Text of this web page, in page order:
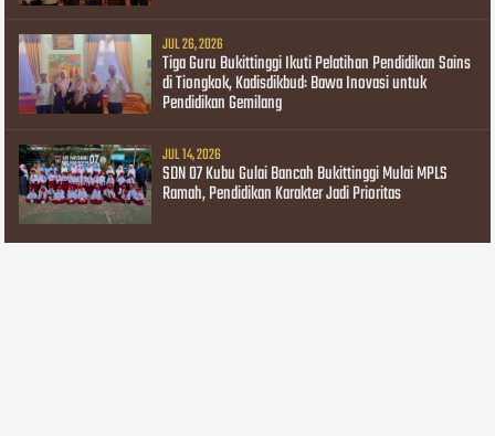
JUL 26, 2026
Tiga Guru Bukittinggi Ikuti Pelatihan Pendidikan Sains
di Tiongkok, Kadisdikbud: Bawa Inovasi untuk
Pendidikan Gemilang
JUL 14, 2026
SDN 07 Kubu Gulai Bancah Bukittinggi Mulai MPLS
Ramah, Pendidikan Karakter Jadi Prioritas